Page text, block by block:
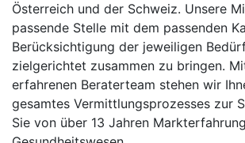
Österreich und der Schweiz. Unsere
passende Stelle mit dem passenden
Berücksichtigung der jeweiligen
zielgerichtet zusammen zu bringen.
erfahrenen Beraterteam stehen wir
gesamtes Vermittlungsprozesses zur
Sie von über 13 Jahren